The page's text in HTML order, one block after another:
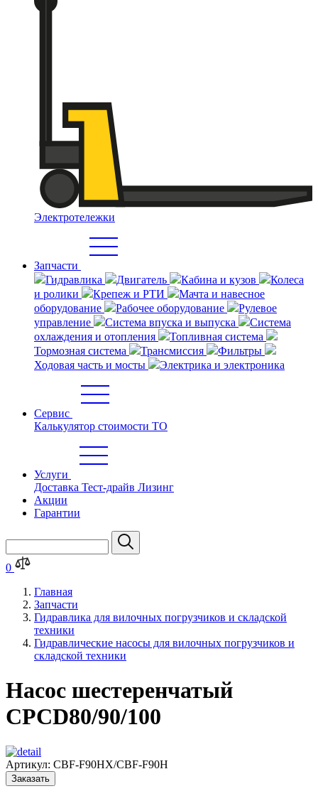
Электротележки
Запчасти
Гидравлика
Двигатель Кабина и кузов
Колеса
и ролики
Крепеж и РТИ
Мачта и навесное
оборудование
Рабочее оборудование
Рулевое
управление
Система впуска и выпуска
Система
охлаждения и отопления
Топливная система
Тормозная система
Трансмиссия
Фильтры
Ходовая часть и мосты
Электрика и электроника
Сервис
Калькулятор стоимости ТО
Услуги
Доставка Тест-драйв Лизинг
Акции
Гарантии
0
Главная
Запчасти
Гидравлика для вилочных погрузчиков и складской
техники
Гидравлические насосы для вилочных погрузчиков и
складской техники
Насос шестеренчатый
CPCD80/90/100
Артикул: CBF-F90HX/CBF-F90H
Заказать